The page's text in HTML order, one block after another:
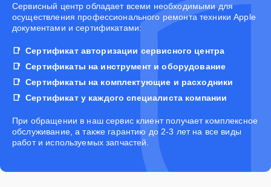
Cервисный центр обладает всеми необходимыми для
осуществления профессионального ремонта техники Apple
документами и сертификатами:
Сертификат авторизации сервисного центра
Сертификаты на инструмент и оборудование
Сертификаты на комплектующие и расходники
Сертификат у каждого специалиста компании
При обращении в наш сервис клиент получает комплексное
обслуживание, а также гарантию до 2-3 лет на все виды
работ и используемых запчастей.